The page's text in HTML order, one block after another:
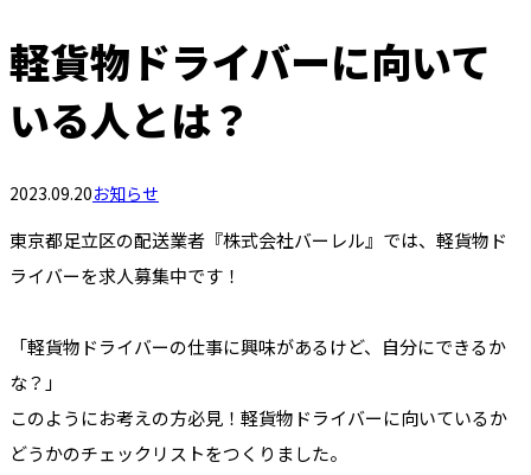
軽貨物ドライバーに向いて
いる人とは？
2023.09.20お知らせ
東京都足立区の配送業者『株式会社バーレル』では、軽貨物ド
ライバーを求人募集中です！
「軽貨物ドライバーの仕事に興味があるけど、自分にできるか
な？」
このようにお考えの方必見！軽貨物ドライバーに向いているか
どうかのチェックリストをつくりました。